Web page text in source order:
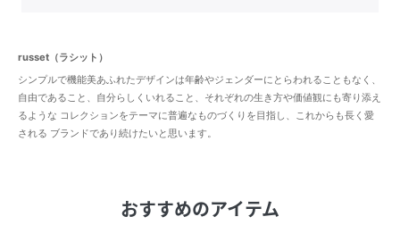
russet（ラシット）
シンプルで機能美あふれたデザインは年齢やジェンダーにとらわれることもなく、
自由であること、自分らしくいれること、それぞれの生き方や価値観にも寄り添え
るような コレクションをテーマに普遍なものづくりを目指し、これからも長く愛
される ブランドであり続けたいと思います。
おすすめのアイテム